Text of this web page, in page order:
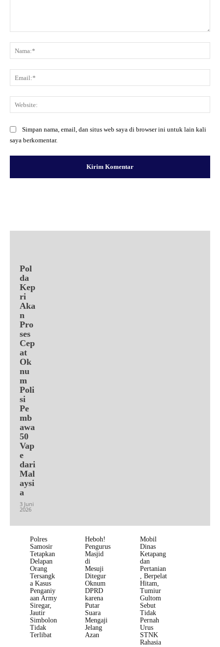
Simpan nama, email, dan situs web saya di browser ini untuk lain kali
saya berkomentar.
Pol
da
Kep
ri
Aka
n
Pro
ses
Cep
at
Ok
nu
m
Poli
si
Pe
mb
awa
50
Vap
e
dari
Mal
aysi
a
3 Juni
2026
Polres
Samosir
Tetapkan
Delapan
Orang
Tersangk
a Kasus
Penganiy
aan Army
Siregar,
Jautir
Simbolon
Tidak
Terlibat
Heboh!
Pengurus
Masjid
di
Mesuji
Ditegur
Oknum
DPRD
karena
Putar
Suara
Mengaji
Jelang
Azan
Mobil
Dinas
Ketapang
dan
Pertanian
, Berpelat
Hitam,
Tumiur
Gultom
Sebut
Tidak
Pernah
Urus
STNK
Rahasia